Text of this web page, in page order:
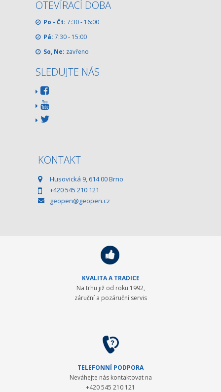
OTEVÍRACÍ DOBA
Po - Čt: 7:30 - 16:00
Pá: 7:30 - 15:00
So, Ne: zavřeno
SLEDUJTE NÁS
KONTAKT
Husovická 9, 614 00 Brno
+420 545 210 121
geopen@geopen.cz
KVALITA A TRADICE
Na trhu již od roku 1992,
záruční a pozáruční servis
TELEFONNÍ PODPORA
Neváhejte nás kontaktovat na
+420 545 210 121